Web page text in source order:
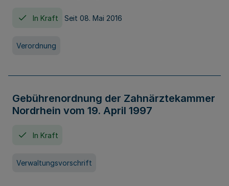
In Kraft Seit 08. Mai 2016
Verordnung
Gebührenordnung der Zahnärztekammer
Nordrhein vom 19. April 1997
In Kraft
Verwaltungsvorschrift